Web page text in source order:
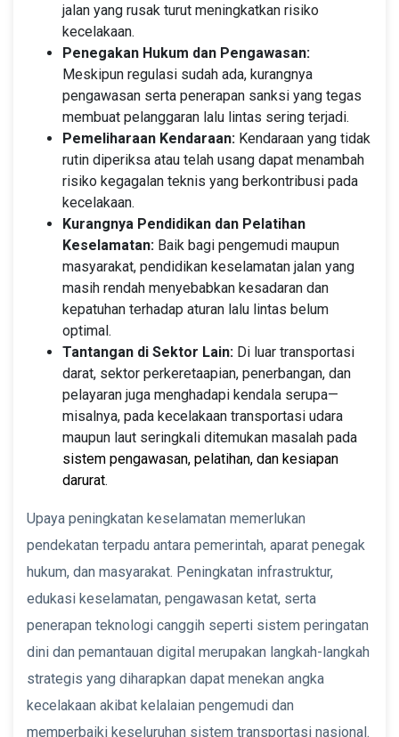
jalan yang rusak turut meningkatkan risiko
kecelakaan.
Penegakan Hukum dan Pengawasan:
Meskipun regulasi sudah ada, kurangnya
pengawasan serta penerapan sanksi yang tegas
membuat pelanggaran lalu lintas sering terjadi.
Pemeliharaan Kendaraan: Kendaraan yang tidak
rutin diperiksa atau telah usang dapat menambah
risiko kegagalan teknis yang berkontribusi pada
kecelakaan.
Kurangnya Pendidikan dan Pelatihan
Keselamatan: Baik bagi pengemudi maupun
masyarakat, pendidikan keselamatan jalan yang
masih rendah menyebabkan kesadaran dan
kepatuhan terhadap aturan lalu lintas belum
optimal.
Tantangan di Sektor Lain: Di luar transportasi
darat, sektor perkeretaapian, penerbangan, dan
pelayaran juga menghadapi kendala serupa—
misalnya, pada kecelakaan transportasi udara
maupun laut seringkali ditemukan masalah pada
sistem pengawasan, pelatihan, dan kesiapan
darurat.
Upaya peningkatan keselamatan memerlukan
pendekatan terpadu antara pemerintah, aparat penegak
hukum, dan masyarakat. Peningkatan infrastruktur,
edukasi keselamatan, pengawasan ketat, serta
penerapan teknologi canggih seperti sistem peringatan
dini dan pemantauan digital merupakan langkah-langkah
strategis yang diharapkan dapat menekan angka
kecelakaan akibat kelalaian pengemudi dan
memperbaiki keseluruhan sistem transportasi nasional.